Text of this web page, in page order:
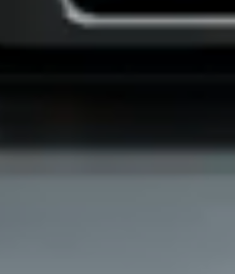
Thông qua thiết kế đột phá